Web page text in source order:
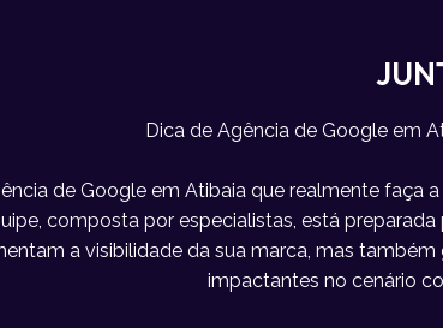
Dica de Agência de Google em
de Google em Atibaia que realmente faça
composta por especialistas, está preparada
a visibilidade da sua marca, mas
impactantes no cenário